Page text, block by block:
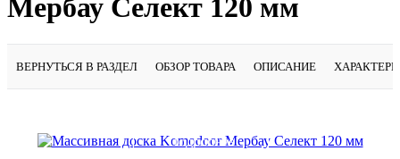
Мербау Селект 120 мм
ВЕРНУТЬСЯ В РАЗДЕЛ ОБЗОР ТОВАРА ОПИСАНИЕ
Подробнее